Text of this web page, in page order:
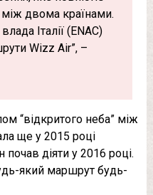
між двома країнами.
Італії (ENAC)
Wizz Air”, –
“відкритого неба” між
ще у 2015 році
діяти у 2016 році.
який маршрут будь-